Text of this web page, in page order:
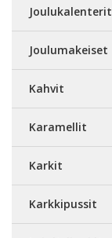
Joulukalenterit
Joulumakeiset
Kahvit
Karamellit
Karkit
Karkkipussit